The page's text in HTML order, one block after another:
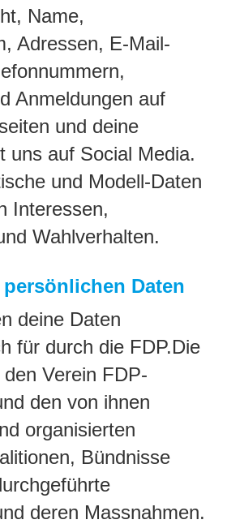
Name,
Adressen, E-Mail-
Anmeldungen auf
und deine
uns auf Social Media.
und Modell-Daten
Interessen,
Wahlverhalten.
Daten
deine Daten
für durch die FDP.Die
Verein FDP-
den von ihnen
organisierten
Bündnisse
deren Massnahmen.